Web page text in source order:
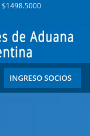
$1498.5000
INGRESO SOCIOS